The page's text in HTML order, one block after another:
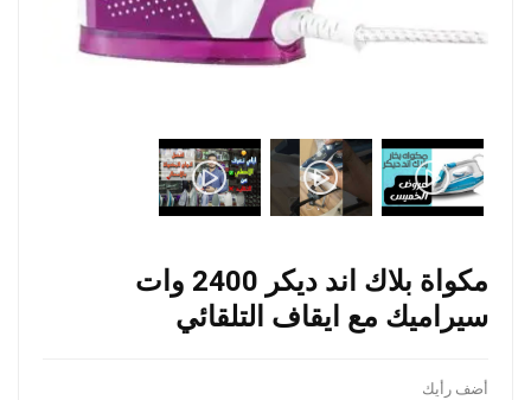
مكواة بلاك اند ديكر 2400 وات
سيراميك مع ايقاف التلقائي
أضف رأيك